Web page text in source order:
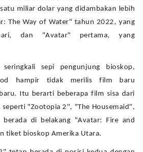
miliar dolar yang didambakan lebih
The Way of Water" tahun 2022, yang
dan "Avatar" pertama, yang
sepi pengunjung bioskop,
hampir tidak merilis film baru
Itu berarti beberapa film sisa dari
seperti "Zootopia 2", "The Housemaid",
di belakang "Avatar: Fire and
tiket bioskop Amerika Utara.